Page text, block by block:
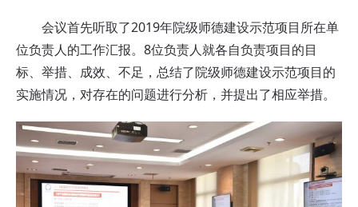
会议首先听取了2019年院级师德建设示范项目所在单
位负责人的工作汇报。8位负责人就各自负责项目的目
标、举措、成效、不足，总结了院级师德建设示范项目的
实施情况，对存在的问题进行分析，并提出了相应举措。